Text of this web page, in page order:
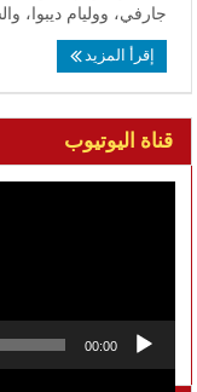
جارفي، ووليام ديبوا،
إقرأ المزيد
قناة اليوتيوب
00:00